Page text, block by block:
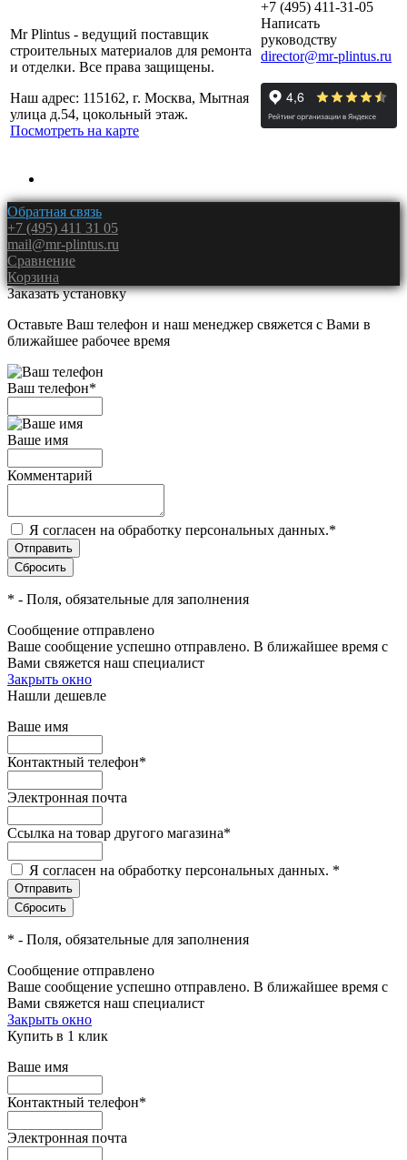
Mr Plintus - ведущий поставщик
строительных материалов для ремонта
и отделки. Все права защищены.
Наш адрес: 115162, г. Москва, Мытная
улица д.54, цокольный этаж.
Посмотреть на карте
+7 (495) 411-31-05
Написать
руководству
director@mr-plintus.ru
Обратная связь
+7 (495) 411 31 05
mail@mr-plintus.ru
Сравнение
Корзина
Заказать установку
Оставьте Ваш телефон и наш менеджер свяжется с Вами в
ближайшее рабочее время
Ваш телефон*
Ваше имя
Комментарий
Я согласен на обработку персональных данных.*
* - Поля, обязательные для заполнения
Сообщение отправлено
Ваше сообщение успешно отправлено. В ближайшее время с
Вами свяжется наш специалист
Закрыть окно
Нашли дешевле
Ваше имя
Контактный телефон*
Электронная почта
Ссылка на товар другого магазина*
Я согласен на обработку персональных данных. *
* - Поля, обязательные для заполнения
Сообщение отправлено
Ваше сообщение успешно отправлено. В ближайшее время с
Вами свяжется наш специалист
Закрыть окно
Купить в 1 клик
Ваше имя
Контактный телефон*
Электронная почта